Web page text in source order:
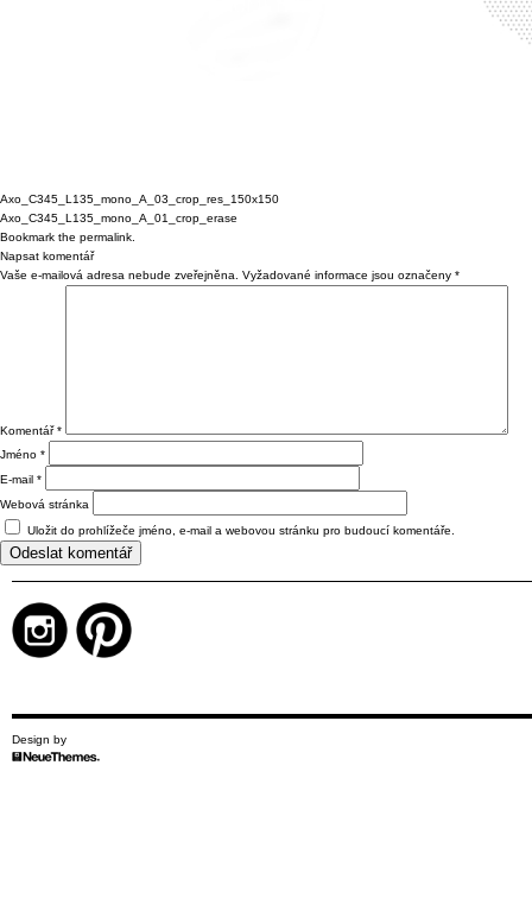
Axo_C345_L135_mono_A_03_crop_res_150x150
Axo_C345_L135_mono_A_01_crop_erase
Bookmark the permalink
Napsat komentář
Vaše e-mailová adresa nebude zveřejněna.
Vyžadované informace jsou označeny *
Komentář*
Jméno *
E-mail *
Webová stránka
Uložit do prohlížeče jméno, e-mail a webovou stránku pro budoucí komentáře.
Design by